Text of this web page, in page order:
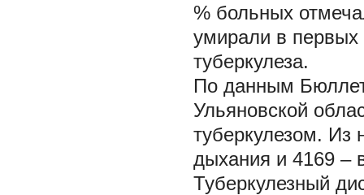
% больных
умирали в первых
туберкулеза.
По данным
Ульяновской
туберкулезом. Из
дыхания и 4169 –
Туберкулезный